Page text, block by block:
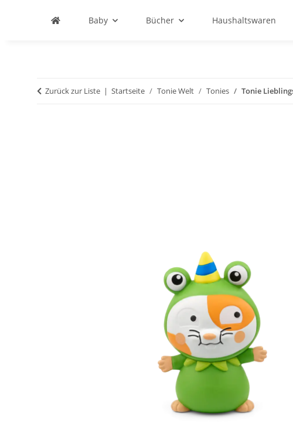
Baby Bücher Haushaltswaren
Zurück zur Liste Startseite Tonie Welt Tonies Tonie